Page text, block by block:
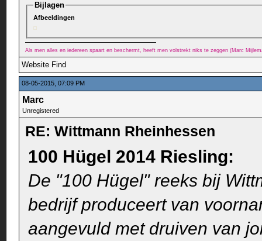
Bijlagen
Afbeeldingen
Als men alles en iedereen spaart en beschermt, heeft men volstrekt niks te zeggen (Marc
Website Find
08-05-2015, 07:09 PM
Marc
Unregistered
RE: Wittmann Rheinhessen
100 Hügel 2014 Riesling:
De "100 Hügel" reeks bij
bedrijf produceert van
aangevuld met druiven van